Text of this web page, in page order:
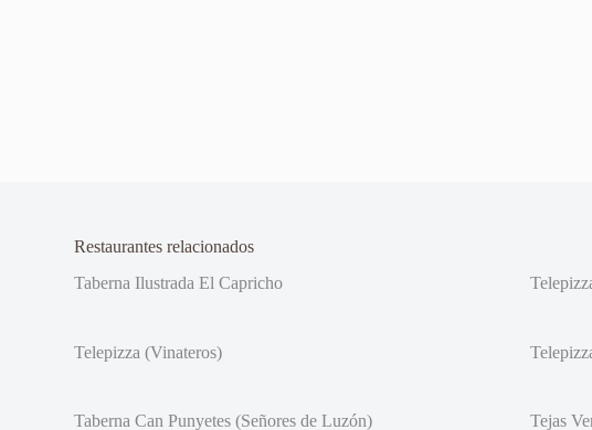
Restaurantes relacionados
Taberna Ilustrada El Capricho
Telepizza (Vinateros)
Taberna Can Punyetes (Señores de Luzón) Tejas